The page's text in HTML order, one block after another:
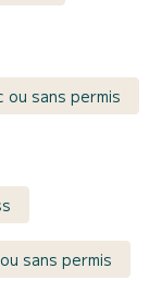
sans permis
sans permis